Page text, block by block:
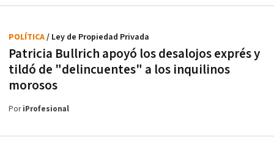
Patricia Bullrich apoyó los desalojos exprés y
tildó de "delincuentes" a los inquilinos
morosos
POLÍTICA/ Ley de Propiedad Privada
PoriProfesional